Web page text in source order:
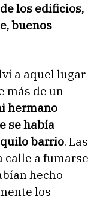
los edificios,
buenos
a aquel lugar
más de un
hermano
se había
barrio. Las
calle a fumarse
hecho
los